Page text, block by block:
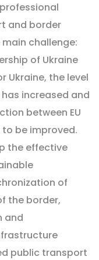
and border
challenge:
of Ukraine
Ukraine, the level
increased and
between EU
be improved.
the effective
of
the border,
and
public transport